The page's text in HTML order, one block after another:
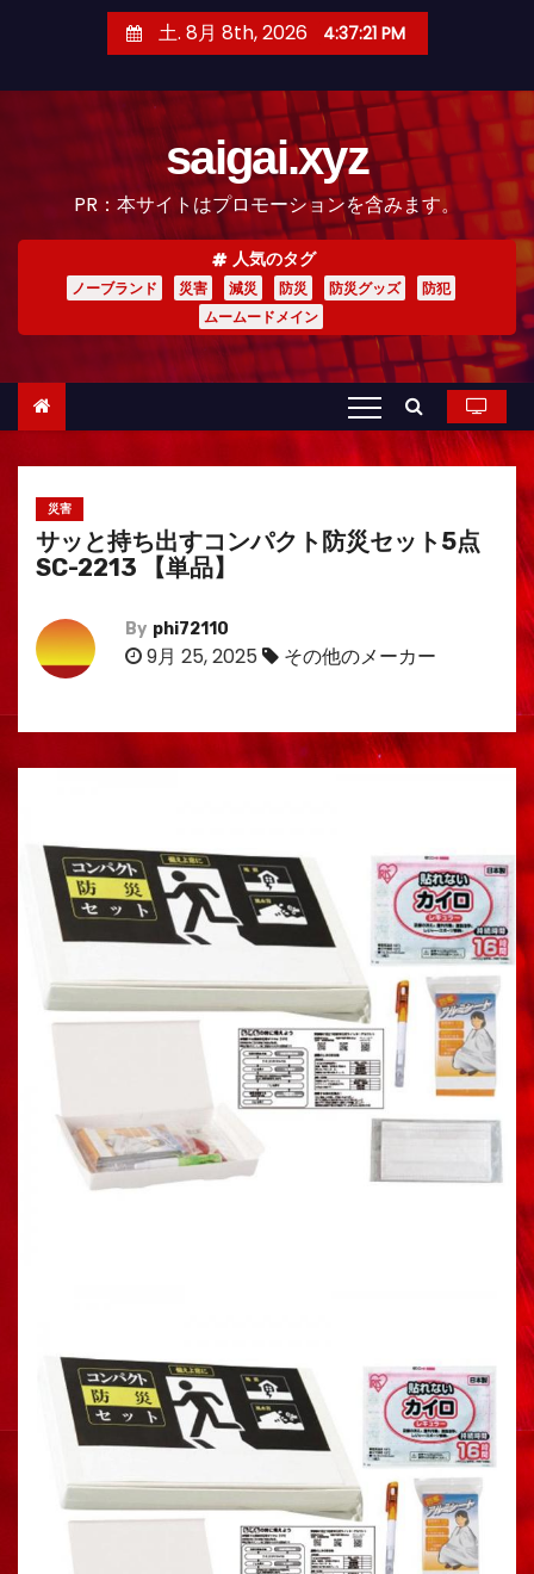
土. 8月 8th, 2026 4:37:23 PM
saigai.xyz
PR：本サイトはプロモーションを含みます。
人気のタグ
ノーブランド 災害 減災 防災 防災グッズ
防犯
ムームードメイン
災害
サッと持ち出すコンパクト防災セット5点
SC-2213 【単品】
By phi72110
9月 25, 2025 その他のメーカー